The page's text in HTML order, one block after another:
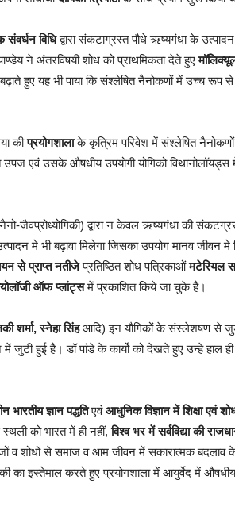
विधिद्वारा संकटाग्रस्त पौधे ऋष्यगंधा के
ने अंतरविषयी शोध को प्राथमिकता देते हुए
हुए यह भी पाया कि संश्लेषित नैनोकणों में उच्च
कीप्रयोगशालाके कृत्रिम परिवेश में संश्लेषित नैनोकणों
उपज एवं उसके औषधीय उपयोगी योगिको
जैवप्रोध्योगिकी) द्वारा न केवल ऋष्यगंधा की
मे भी बढ़ावा मिलेगा जिसका उपयोग मानव जीवन मे
से प्राप्त नतीजेप्रतिष्ठित शोध पत्रिकाओंमटेरियल
ऑफ प्लांट्समें प्रकाशित किये जा चुके है।
शर्मा, स्नेहा सिंहआदि) इन यौगिकों के संस्लेशषण से
जुटी हुई है। डॉ पांडे के कार्यो को देखते हुए उन्हे हाल
भारतीय ज्ञान पद्धतिएवंआधुनिक विज्ञान में शिक्षा एवं
को भारत में ही नहीं,विश्व भर में सर्वविद्या की
व शोधों से समाज व आम जीवन में सकारात्मक बदलाव
का इस्तेमाल करते हुए प्रयोगशाला में आयुर्वेद में